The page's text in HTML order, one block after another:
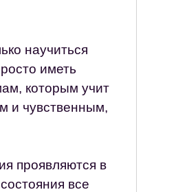
научиться
иметь
которым учит
и чувственным,
проявляются в
все